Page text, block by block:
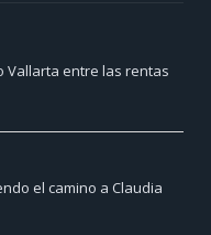
Vallarta entre las rentas
el camino a Claudia